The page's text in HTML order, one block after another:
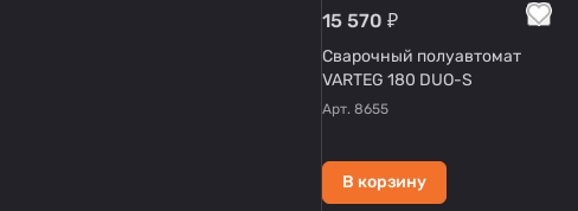
15 570 ₽
Сварочный полуавтомат
VARTEG 180 DUO-S
Арт. 8655
В корзину